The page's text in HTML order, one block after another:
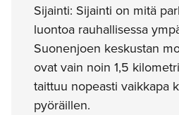
Sijainti: Sijainti on mitä
luontoa rauhallisessa
Suonenjoen keskustan
ovat vain noin 1,5
taittuu nopeasti vaikkapa
pyöräillen.